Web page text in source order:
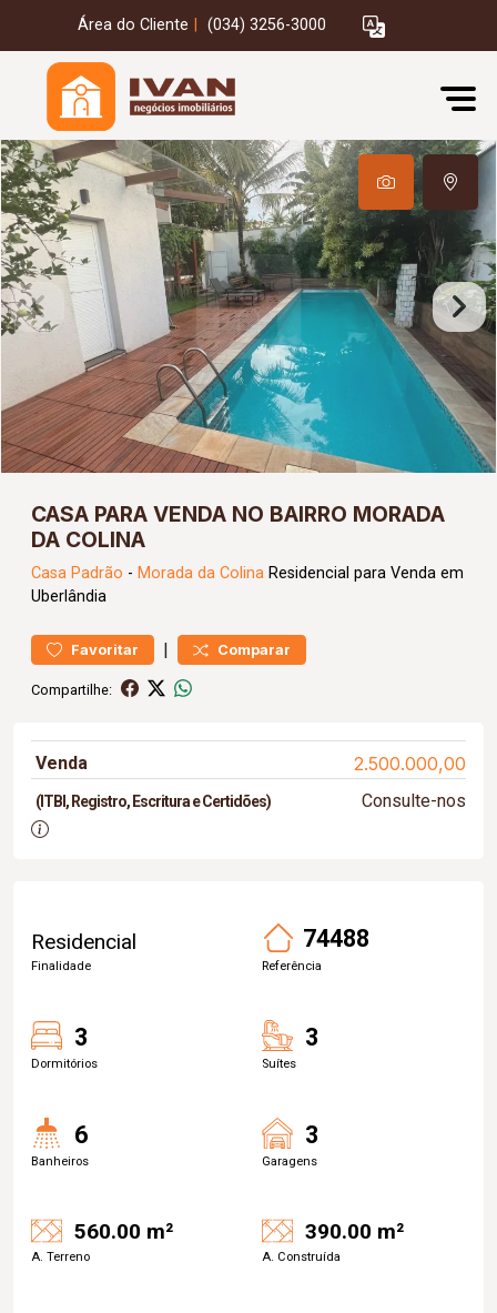
Área do Cliente (034) 3256-3000
CASA PARA VENDA NO BAIRRO MORADA
DA COLINA
Casa Padrão - Morada da Colina Residencial para Venda em
Uberlândia
Favoritar | Comparar
Compartilhe:
Venda 2.500.000,00
(ITBI, Registro, Escritura e Certidões) Consulte-nos
Residencial
Finalidade
74488
Referência
3
Dormitórios
3
Suítes
6
Banheiros
3
Garagens
560.00 m²
A. Terreno
390.00 m²
A. Construída